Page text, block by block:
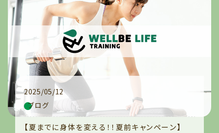
2025/05/12
ブログ
【夏までに身体を変える！！夏前キャンペーン】